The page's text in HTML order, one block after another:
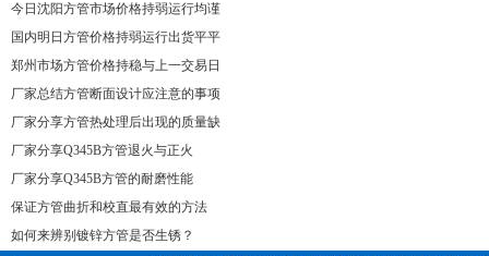
今日沈阳方管市场价格持弱运行均谨
国内明日方管价格持弱运行出货平平
郑州市场方管价格持稳与上一交易日
厂家总结方管断面设计应注意的事项
厂家分享方管热处理后出现的质量缺
厂家分享Q345B方管退火与正火
厂家分享Q345B方管的耐磨性能
保证方管曲折和校直最有效的方法
如何来辨别镀锌方管是否生锈？